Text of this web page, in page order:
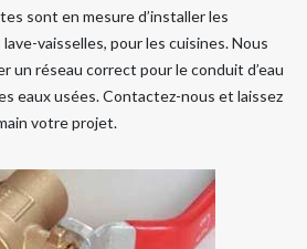
sont en mesure d’installer les
vaisselles, pour les cuisines. Nous
un réseau correct pour le conduit d’eau
eaux usées. Contactez-nous et laissez
votre projet.